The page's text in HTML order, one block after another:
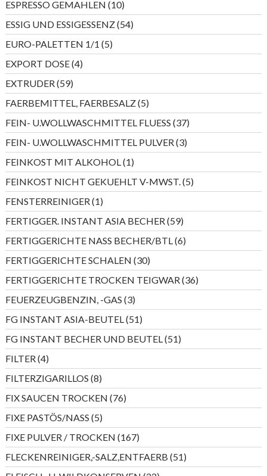
ESPRESSO GEMAHLEN 1010
Produkte
ESSIG UND ESSIGESSENZ 5454
Produkte
EURO-PALETTEN 1/1 55
Produkte
EXPORT DOSE 44
Produkte
EXTRUDER 5959
Produkte
FAERBEMITTEL, FAERBESALZ 55
Produkte
FEIN- U.WOLLWASCHMITTEL FLUESS 3737
Produkte
FEIN- U.WOLLWASCHMITTEL PULVER 33
Produkte
FEINKOST MIT ALKOHOL 11
Produkt
FEINKOST NICHT GEKUEHLT V-MWST. 55
Produkte
FENSTERREINIGER 11
Produkt
FERTIGGER. INSTANT ASIA BECHER 5959
Produkte
FERTIGGERICHTE NASS BECHER/BTL 66
Produkte
FERTIGGERICHTE SCHALEN 3030
Produkte
FERTIGGERICHTE TROCKEN TEIGWAR 3636
Produkte
FEUERZEUGBENZIN, -GAS 33
Produkte
FG INSTANT ASIA-BEUTEL 5151
Produkte
FG INSTANT BECHER UND BEUTEL 5151
Produkte
FILTER 44
Produkte
FILTERZIGARILLOS 88
Produkte
FIX SAUCEN TROCKEN 7676
Produkte
FIXE PASTÖS/NASS 55
Produkte
FIXE PULVER / TROCKEN 167167
Produkte
FLECKENREINIGER,-SALZ,ENTFAERB 5151
Produkte